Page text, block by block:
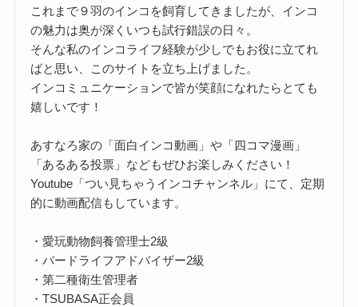
これまで９羽のインコを飼育してきましたが、インコ
の魅力は奥が深くいつも試行錯誤の日々。
そんな私のインコライフ経験が少しでもお役に立てれ
ばと思い、このサイトを立ち上げました。
インコミュニケーションで皆が笑顔になれたらとても
嬉しいです！
あすなろ家の「面白インコ動画」や「四コマ漫画」
「あるある投票」などもぜひお楽しみください！
Youtube「つい見ちゃうインコチャンネル」にて、定期
的に動画配信もしています。
・愛玩動物飼養管理士2級
・バードライフアドバイザー2級
・第二種衛生管理者
・TSUBASA正会員